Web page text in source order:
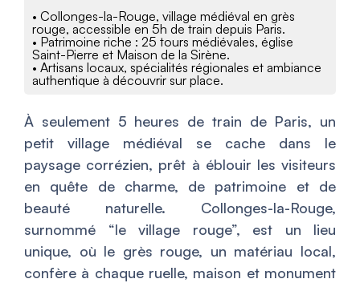
• Collonges-la-Rouge, village médiéval en grès
rouge, accessible en 5h de train depuis Paris.
• Patrimoine riche : 25 tours médiévales, église
Saint-Pierre et Maison de la Sirène.
• Artisans locaux, spécialités régionales et ambiance
authentique à découvrir sur place.
À seulement 5 heures de train de Paris, un
petit village médiéval se cache dans le
paysage corrézien, prêt à éblouir les visiteurs
en quête de charme, de patrimoine et de
beauté naturelle. Collonges-la-Rouge,
surnommé “le village rouge”, est un lieu
unique, où le grès rouge, un matériau local,
confère à chaque ruelle, maison et monument